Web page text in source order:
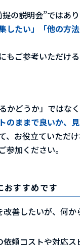
の説明会”ではあり
したい」「他の方
もご参考いただけ
かどうか」ではなく
のままで良いか、
、お役立ていただけ
参加ください。
おすすめです
改善したいが、何
依頼コストや対応ス